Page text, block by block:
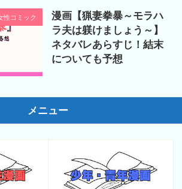
性コミック
漫画【猟妻拳暴～モラハ
ラ夫は躾けましょう～】
ネタバレあらすじ！結末
についても予想
メニュー